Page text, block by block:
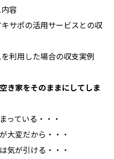
容
サポの活用サービスとの収
利用した場合の収支実例
き家をそのままにしてしま
っている・・・
大変だから・・・
気が引ける・・・